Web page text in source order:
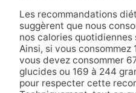
Les recommandations
suggèrent que nous
nos calories
Ainsi, si vous consommez
vous devez consommer
glucides ou 169 à 244
pour respecter cette